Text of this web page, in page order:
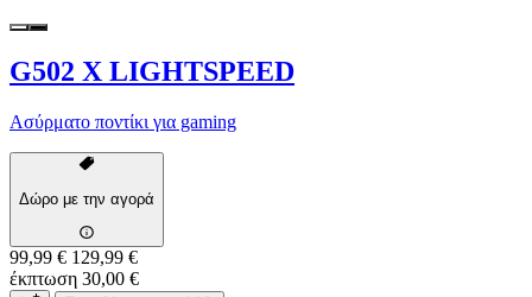
G502 X LIGHTSPEED
Ασύρματο ποντίκι για gaming
Δώρο με την αγορά
99,99 € 129,99 €
έκπτωση 30,00 €